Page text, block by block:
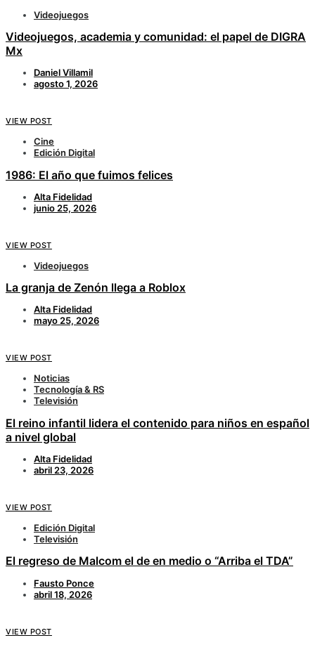
Videojuegos
Videojuegos, academia y comunidad: el papel de DIGRA
Mx
Daniel Villamil
agosto 1, 2026
VIEW POST
Cine
Edición Digital
1986: El año que fuimos felices
Alta Fidelidad
junio 25, 2026
VIEW POST
Videojuegos
La granja de Zenón llega a Roblox
Alta Fidelidad
mayo 25, 2026
VIEW POST
Noticias
Tecnología & RS
Televisión
El reino infantil lidera el contenido para niños en español
a nivel global
Alta Fidelidad
abril 23, 2026
VIEW POST
Edición Digital
Televisión
El regreso de Malcom el de en medio o “Arriba el TDA”
Fausto Ponce
abril 18, 2026
VIEW POST